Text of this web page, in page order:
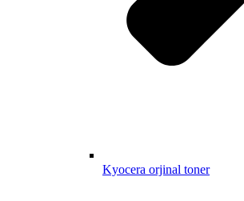
Kyocera orjinal toner